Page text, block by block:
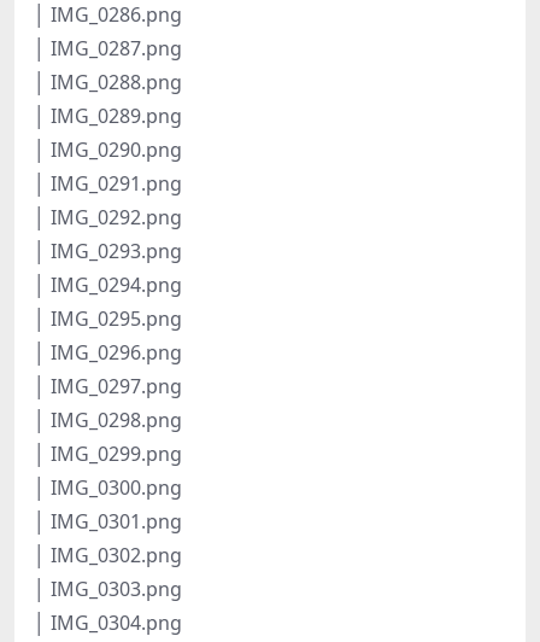
│ IMG_0286.png
│ IMG_0287.png
│ IMG_0288.png
│ IMG_0289.png
│ IMG_0290.png
│ IMG_0291.png
│ IMG_0292.png
│ IMG_0293.png
│ IMG_0294.png
│ IMG_0295.png
│ IMG_0296.png
│ IMG_0297.png
│ IMG_0298.png
│ IMG_0299.png
│ IMG_0300.png
│ IMG_0301.png
│ IMG_0302.png
│ IMG_0303.png
│ IMG_0304.png